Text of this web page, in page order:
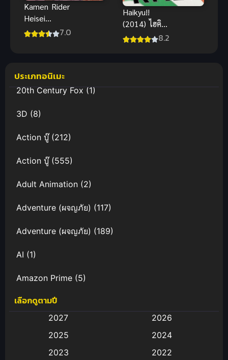
Kamen Rider
Heisei
Generations
ฟอร์เอเวอร์
(2018)
7.0
Haikyu!!
(2014) ไฮคิว!!
คู่ตบฟ้า
8.2
ประเภทอนิเมะ
20th Century Fox(1)
3D (8)
Action บู๊(212)
Action บู๊(555)
Adult Animation (2)
Adventure (ผจญภัย) (117)
Adventure (ผจญภัย) (189)
AI (1)
Amazon Prime (5)
Anal (ประตูหลัง)
Animation การ์ตูน
เลือกดูตามปี
2027
2026
2025
2024
2023
2022